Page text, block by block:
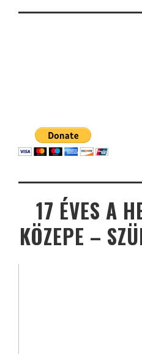
17 ÉVES A
KÖZEPE –